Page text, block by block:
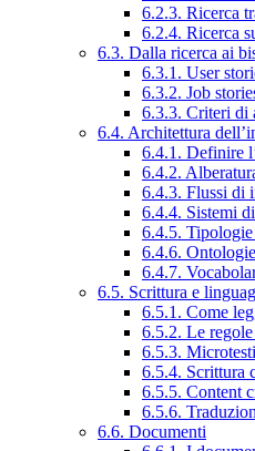
6.2.3. Ricerca
6.2.4. Ricerca
6.3. Dalla ricerca ai
6.3.1. User
6.3.2. Job
6.3.3. Criteri di
6.4. Architettura
6.4.1. Definire
6.4.2.
6.4.3. Flussi di
6.4.4. Sistemi
6.4.5.
6.4.6.
6.4.7.
6.5. Scrittura e
6.5.1. Come
6.5.2. Le
6.5.3. Microtesti
6.5.4. Scrittura
6.5.5. Content
6.5.6.
6.6. Documenti